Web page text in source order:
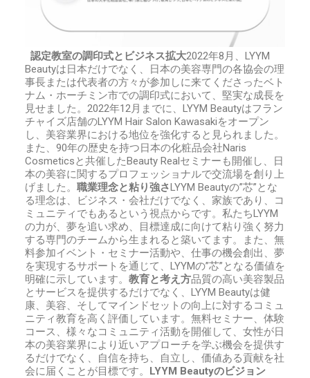
認定教室の調印式とビジネス拡大2022年8月、 LYYM
Beautyは日本だけでなく、日本の美容専門の各協会の理
事長または代表者の方々が参加しに来てくださったベト
ナム・ホーチミン市での調印式において、堅実な成長を
見せました。 2022年12月までに、 LYYM Beautyはフラン
チャイズ店舗のLYYM Hair Salon Kawasakiをオープン
し、 美容業界における地位を強化すると見られました。
また、 90年の歴史を持つ日本の化粧品会社Naris
Cosmeticsと共催したBeauty Realセミナーも開催し、日
本の美容に関するプロフェッショナルで交流場を創り上
げました。 職業理念と粘り強さLYYM Beautyの”芯”とな
る理念は、ビジネス・会社だけでなく、家族であり、コ
ミュニティでもあるという視点からです。私たちLYYM
の力が、夢を追い求め、目標達成に向けて粘り強く努力
する専門のチームから生まれると築いてます。また、無
料参加イベント・セミナー活動や、仕事の機会創出、夢
を実現するサポートを通じて、 LYYMの”芯”となる価値を
明確に示しています。 教育と考え方品質の高い美容製品
とサービスを提供するだけでなく、 LYYM Beautyは健
康、美容、そしてマインドセットの向上に対するコミュ
ニティ教育を高く評価しています。無料セミナー、体験
コース、様々なコミュニティ活動を開催して、女性が日
本の美容業界により近いアプローチを学ぶ機会を提供す
るだけでなく、自信を持ち、自立し、価値ある貢献を社
会に届くことが目標です。 LYYM Beautyのビジョン